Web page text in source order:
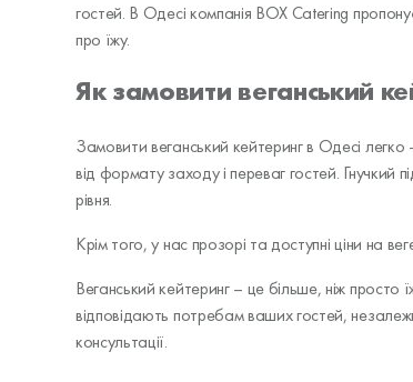
гостей. В Одесі компанія BOX Catering
про їжу.
Як замовити веганський
Замовити веганський кейтеринг в Одесі
від формату заходу і переваг гостей. Гнучкий
рівня.
Крім того, у нас прозорі та доступні ціни на
Веганський кейтеринг – це більше, ніж
відповідають потребам ваших гостей,
консультації.